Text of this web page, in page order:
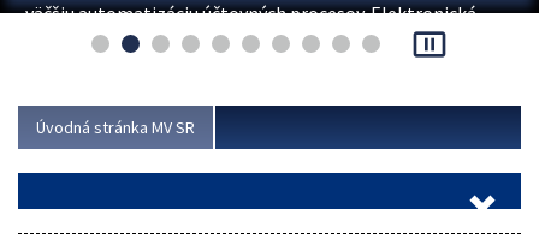
väčšiu automatizáciu účtovných procesov. Elektronická
fakturácia preto nepredstavuje...
pause_presentation
Úvodná stránka MV SR